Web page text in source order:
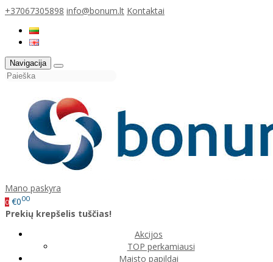
+37067305898 info@bonum.lt Kontaktai
Navigacija
Mano paskyra
0 €000
Prekių krepšelis tuščias!
Akcijos
TOP perkamiausi
Maisto papildai